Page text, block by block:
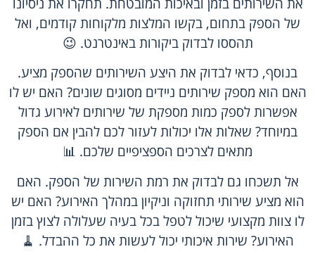
של הספק בתחום, בקשו המלצות מלקוחות קודמים, ואל
תהססו לבדוק ביקורות באינטרנט. 😉
בנוסף, כדאי לבדוק את היצע השירותים שהספק מציע.
האם הוא מספק שירותים ניידים מסוגים שונים? האם יש לו
אפשרות לספק כמות מספקת של שירותים לאירוע גדול
במיוחד? שאלות אלו יכולות לעזור לכם להבין אם הספק
מתאים לצרכים הספציפיים שלכם. 📊
אל תשכחו גם לבדוק את רמת השירות של הספק. האם
הוא מציע שירותי תחזוקה וניקיון במהלך האירוע? האם יש
לו צוות מקצועי שיכול לטפל בכל בעיה שעלולה לצוץ בזמן
האירוע? שירות איכותי יכול לעשות את כל ההבדל. 🧹